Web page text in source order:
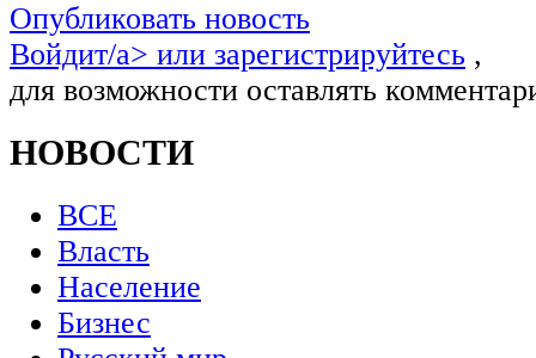
Опубликовать новость
Войдит/a> или зарегистрируйтесь ,
для возможности оставлять
НОВОСТИ
ВСЕ
Власть
Население
Бизнес